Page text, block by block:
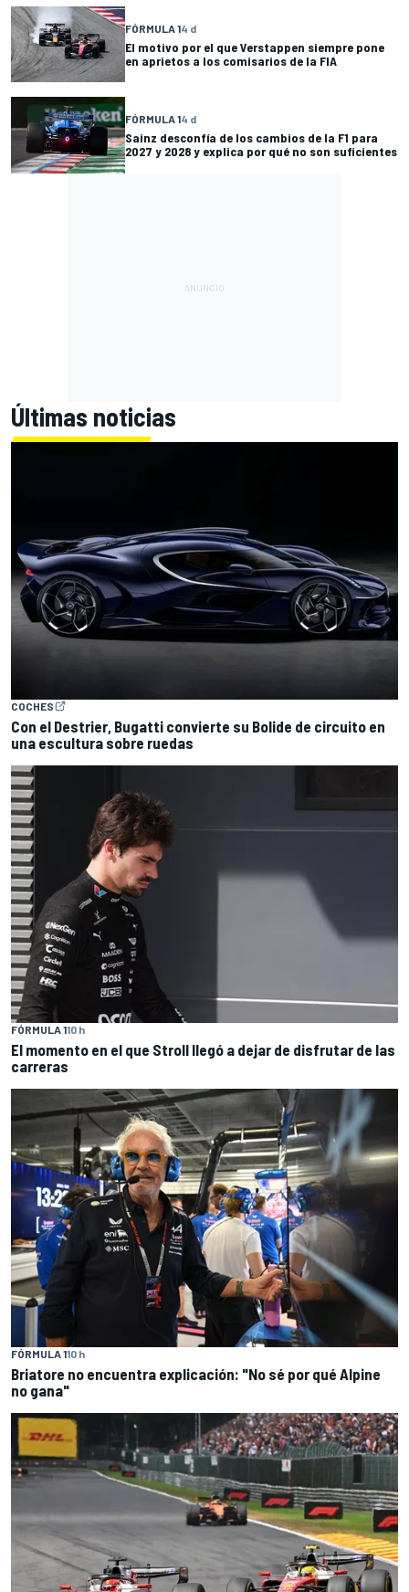
FÓRMULA 14 d
El motivo por el que Verstappen siempre pone
en aprietos a los comisarios de la FIA
FÓRMULA 14 d
Sainz desconfía de los cambios de la F1 para
2027 y 2028 y explica por qué no son suficientes
Últimas noticias
COCHES
Con el Destrier, Bugatti convierte su Bolide de circuito en
una escultura sobre ruedas
FÓRMULA 110 h
El momento en el que Stroll llegó a dejar de disfrutar de las
carreras
FÓRMULA 110 h
Briatore no encuentra explicación: "No sé por qué Alpine
no gana"